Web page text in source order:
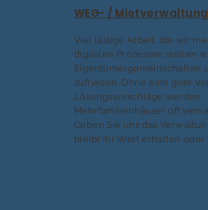
WEG- / Mietverwaltung
Viel lästige Arbeit, die wir
digitalen Prozessen stellen
Eigentümergemeinschaften
zufrieden. Ohne eine gute
Lösungsvorschläge werden
Mehrfamilienhäuser oft
Geben Sie uns das
bleibt ihr Wert erhalten oder